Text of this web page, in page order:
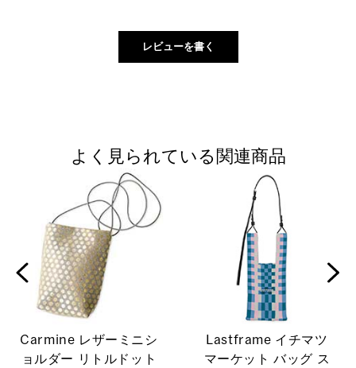
よく見られている関連商品
Carmine レザーミニシ
ョルダー リトルドット
Lastframe イチマツ
マーケット バッグ ス